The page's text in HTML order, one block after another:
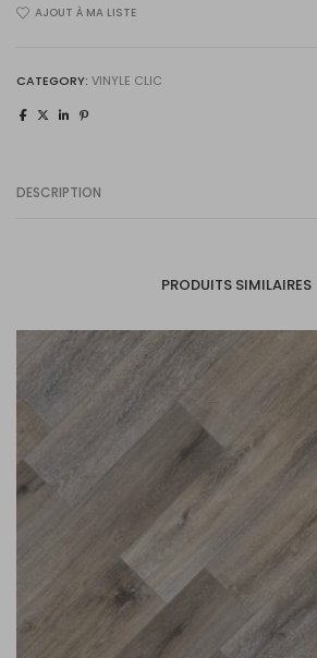
quantity
AJOUT À MA LISTE
CATEGORY: VINYLE CLIC
DESCRIPTION
PRODUITS SIMILAIRES